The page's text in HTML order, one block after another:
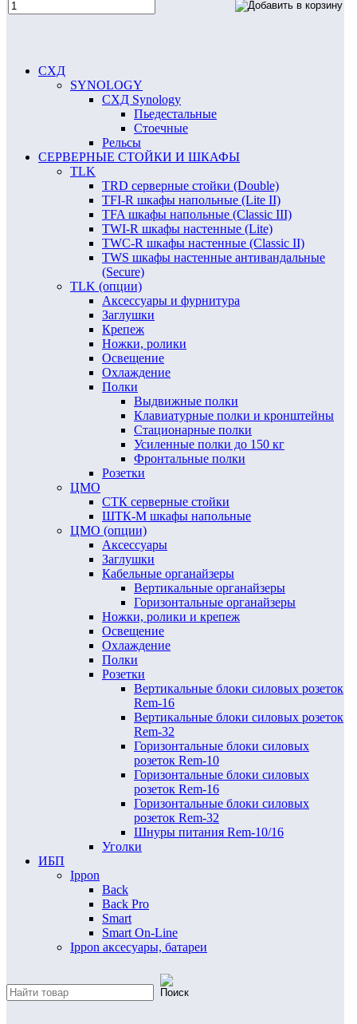
СХД
SYNOLOGY
СХД Synology
Пьедестальные
Стоечные
Рельсы
СЕРВЕРНЫЕ СТОЙКИ И ШКАФЫ
TLK
TRD серверные стойки (Double)
TFI-R шкафы напольные (Lite II)
TFA шкафы напольные (Classic III)
TWI-R шкафы настенные (Lite)
TWC-R шкафы настенные (Classic II)
TWS шкафы настенные антивандальные
(Secure)
TLK (опции)
Аксессуары и фурнитура
Заглушки
Крепеж
Ножки, ролики
Освещение
Охлаждение
Полки
Выдвижные полки
Клавиатурные полки и кронштейны
Стационарные полки
Усиленные полки до 150 кг
Фронтальные полки
Розетки
ЦМО
СТК серверные стойки
ШТК-М шкафы напольные
ЦМО (опции)
Аксессуары
Заглушки
Кабельные органайзеры
Вертикальные органайзеры
Горизонтальные органайзеры
Ножки, ролики и крепеж
Освещение
Охлаждение
Полки
Розетки
Вертикальные блоки силовых розеток
Rem-16
Вертикальные блоки силовых розеток
Rem-32
Горизонтальные блоки силовых
розеток Rem-10
Горизонтальные блоки силовых
розеток Rem-16
Горизонтальные блоки силовых
розеток Rem-32
Шнуры питания Rem-10/16
Уголки
ИБП
Ippon
Back
Back Pro
Smart
Smart On-Line
Ippon аксесуары, батареи